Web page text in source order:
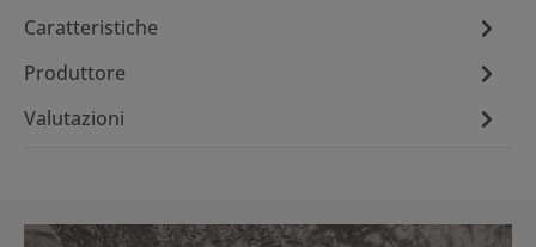
Caratteristiche
Produttore
Valutazioni